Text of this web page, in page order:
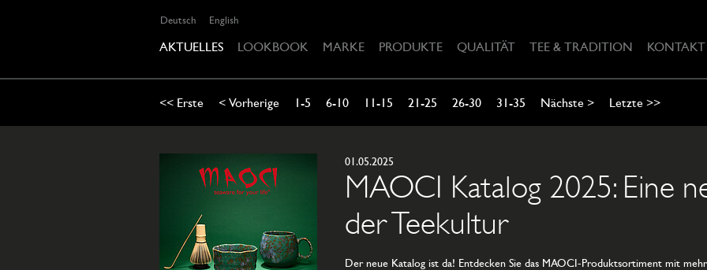
AKTUELLES LOOKBOOK MARKE PRODUKTE QUALITÄT TEE & TRADITION KONTAKT
<< Erste < Vorherige 1-5 6-10 11-15 21-25 26-30 31-35 Nächste > Letzte >>
01.05.2025
MAOCI Katalog 2025: Eine
der Teekultur
Der neue Katalog ist da! Entdecken Sie das MAOCI-Produktsortiment mit
Deutsch English